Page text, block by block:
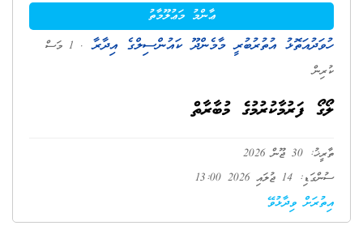
ޢާންމު މަޢުލޫމާތު
ހުވަދުއަތޮޅު އުތުރުބުރީ މާމެންދޫ ކައުންސިލްގެ އިދާރާ
. 1 މަސް
ކުރިން
ލޯގޯ ފަރުމާކުރުމުގެ މުބާރާތް
ތާރީޚު: 30 ޖޫން 2026
ސުންގަޑި: 14 ޖުލައި 2026 13:00
އިތުރަށް ވިދާޅުވޭ